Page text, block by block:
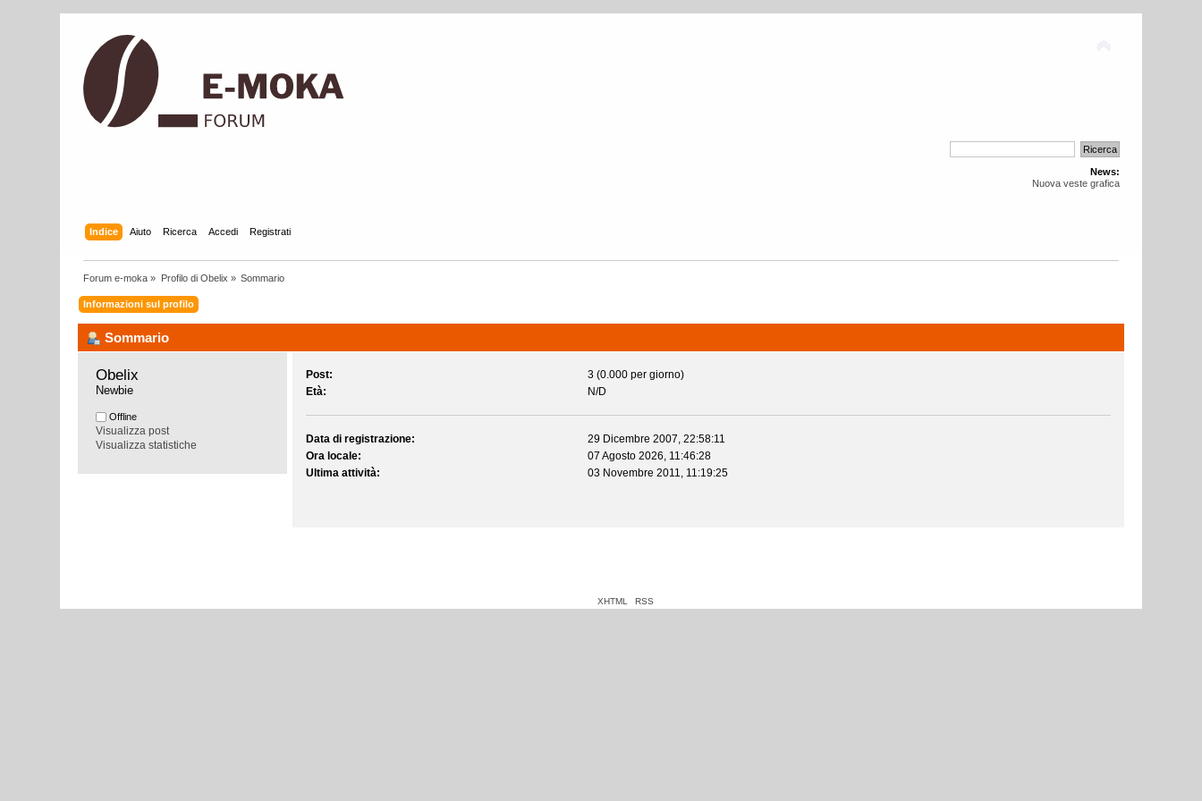
News:
Nuova veste grafica
Indice Aiuto Ricerca Accedi Registrati
Forum e-moka » Profilo di Obelix » Sommario
Informazioni sul profilo
Sommario
Obelix
Newbie
Offline
Visualizza post
Visualizza statistiche
Post:
3 (0.000 per giorno)
Età:
N/D
Data di registrazione:
29 Dicembre 2007, 22:58:11
Ora locale:
07 Agosto 2026, 11:46:28
Ultima attività:
03 Novembre 2011, 11:19:25
XHTML RSS